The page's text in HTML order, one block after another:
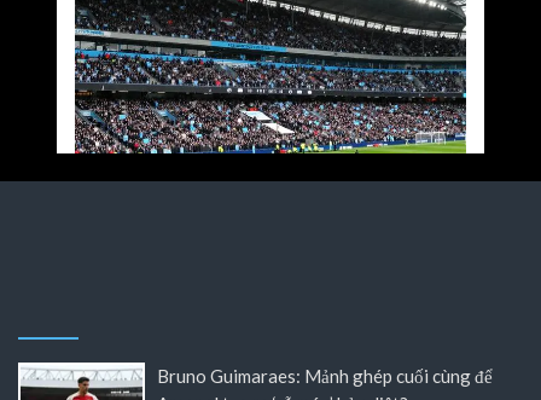
Bruno Guimaraes: Mảnh ghép cuối cùng để